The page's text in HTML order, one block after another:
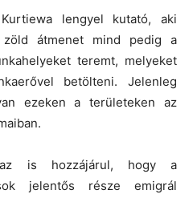
lengyel kutató, aki
átmenet mind pedig a
teremt, melyeket
betölteni. Jelenleg
ezeken a területeken az
az is hozzájárul, hogy a
jelentős része emigrál